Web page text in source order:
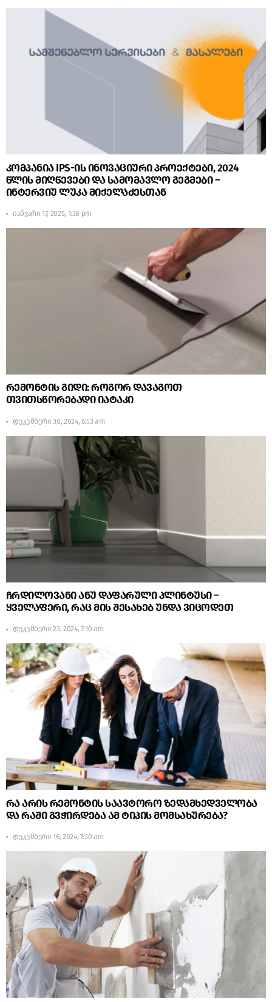
კომპანია IPS-ის ინოვაციური პროექტები, 2024
წლის მიღწევები და სამომავლო გეგმები –
ინტერვიუ ლუკა მიქელაძესთან
იანვარი 17, 2025, 1:38 pm
რემონტის გიდი: როგორ დავაგოთ
თვითსწორებადი იატაკი
დეკემბერი 30, 2024, 6:53 am
ჩრდილოვანი ანუ დაფარული პლინტუსი –
ყველაფერი, რაც მის შესახებ უნდა ვიცოდეთ
დეკემბერი 23, 2024, 7:10 am
რა არის რემონტის საავტორო ზედამხედველობა
და რაში გვჭირდება ამ ტიპის მომსახურება?
დეკემბერი 16, 2024, 7:30 am